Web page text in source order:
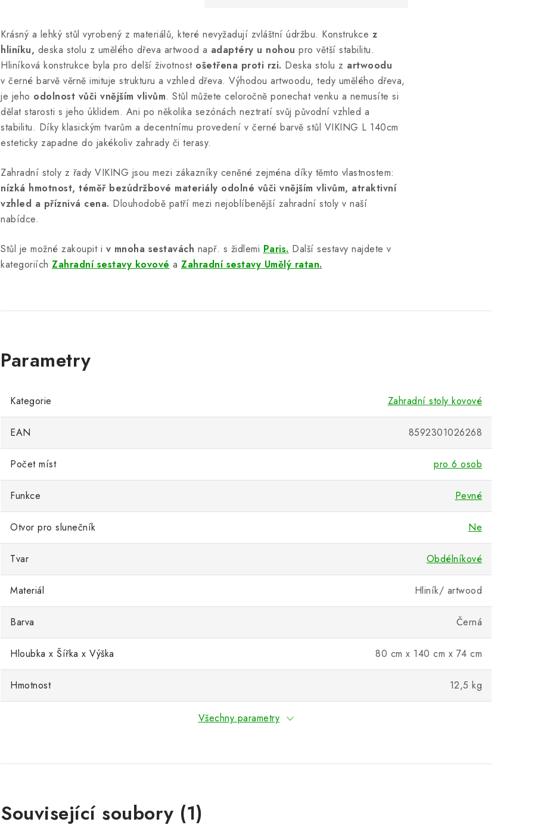
Krásný a lehký stůl vyrobený z materiálů, které nevyžadují zvláštní údržbu. Konstrukce z
hliníku, deska stolu z umělého dřeva artwood a adaptéry u nohou pro větší stabilitu.
Hliníková konstrukce byla pro delší životnost ošetřena proti rzi. Deska stolu z artwoodu
v černé barvě věrně imituje strukturu a vzhled dřeva. Výhodou artwoodu, tedy umělého dřeva,
je jeho odolnost vůči vnějším vlivům. Stůl můžete celoročně ponechat venku a nemusíte si
dělat starosti s jeho úklidem. Ani po několika sezónách neztratí svůj původní vzhled a
stabilitu. Díky klasickým tvarům a decentnímu provedení v černé barvě stůl VIKING L 140cm
esteticky zapadne do jakékoliv zahrady či terasy.
Zahradní stoly z řady VIKING jsou mezi zákazníky ceněné zejména díky těmto vlastnostem:
nízká hmotnost, téměř bezúdržbové materiály odolné vůči vnějším vlivům, atraktivní
vzhled a příznivá cena. Dlouhodobě patří mezi nejoblíbenější zahradní stoly v naší
nabídce.
Stůl je možné zakoupit i v mnoha sestavách např. s židlemi Paris. Další sestavy najdete v
kategoriích Zahradní sestavy kovové a Zahradní sestavy Umělý ratan.
Kategorie Zahradní stoly kovové
EAN 8592301026268
Počet míst pro 6 osob
Funkce Pevné
Otvor pro slunečník Ne
Tvar Obdélníkové
Materiál Hliník/ artwood
Barva Černá
Hloubka x Šířka x Výška 80 cm x 140 cm x 74 cm
Hmotnost 12,5 kg
Všechny parametry
Související soubory (1)